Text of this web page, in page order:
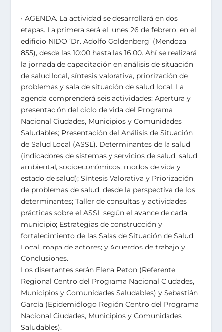
• AGENDA. La actividad se desarrollará en dos
etapas. La primera será el lunes 26 de febrero, en el
edificio NIDO ‘Dr. Adolfo Goldenberg’ (Mendoza
855), desde las 10:00 hasta las 16:00. Ahí se realizará
la jornada de capacitación en análisis de situación
de salud local, síntesis valorativa, priorización de
problemas y sala de situación de salud local. La
agenda comprenderá seis actividades: Apertura y
presentación del ciclo de vida del Programa
Nacional Ciudades, Municipios y Comunidades
Saludables; Presentación del Análisis de Situación
de Salud Local (ASSL). Determinantes de la salud
(indicadores de sistemas y servicios de salud, salud
ambiental, socioeconómicos, modos de vida y
estado de salud); Síntesis Valorativa y Priorización
de problemas de salud, desde la perspectiva de los
determinantes; Taller de consultas y actividades
prácticas sobre el ASSL según el avance de cada
municipio; Estrategias de construcción y
fortalecimiento de las Salas de Situación de Salud
Local, mapa de actores; y Acuerdos de trabajo y
Conclusiones.
Los disertantes serán Elena Peton (Referente
Regional Centro del Programa Nacional Ciudades,
Municipios y Comunidades Saludables) y Sebastián
García (Epidemiólogo Región Centro del Programa
Nacional Ciudades, Municipios y Comunidades
Saludables).